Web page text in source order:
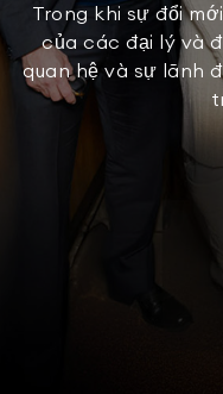
Trong khi sự đổi
của các đại lý và
quan hệ và sự lãnh